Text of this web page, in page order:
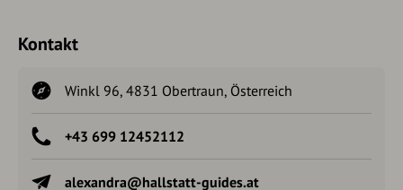
unsere Gäste, beantworten. Alexandra würde sich freuen,
einer Ortsführung mit dem traditionellen Bergmannsgruß
Kontakt
Winkl 96, 4831 Obertraun, Österreich
+43 699 12452112
alexandra@hallstatt-guides.at